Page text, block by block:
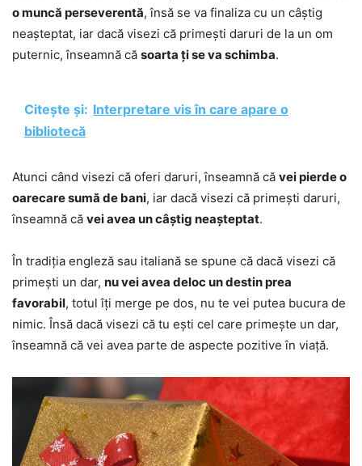
o muncă perseverentă, însă se va finaliza cu un câștig
neașteptat, iar dacă visezi că primești daruri de la un om
puternic, înseamnă că soarta ți se va schimba.
Citește și: Interpretare vis în care apare o
bibliotecă
Atunci când visezi că oferi daruri, înseamnă că vei pierde o
oarecare sumă de bani, iar dacă visezi că primești daruri,
înseamnă că vei avea un câștig neașteptat.
În tradiția engleză sau italiană se spune că dacă visezi că
primești un dar, nu vei avea deloc un destin prea
favorabil, totul îți merge pe dos, nu te vei putea bucura de
nimic. Însă dacă visezi că tu ești cel care primește un dar,
înseamnă că vei avea parte de aspecte pozitive în viață.